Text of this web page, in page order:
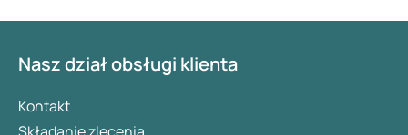
Nasz dział obsługi klienta
Kontakt